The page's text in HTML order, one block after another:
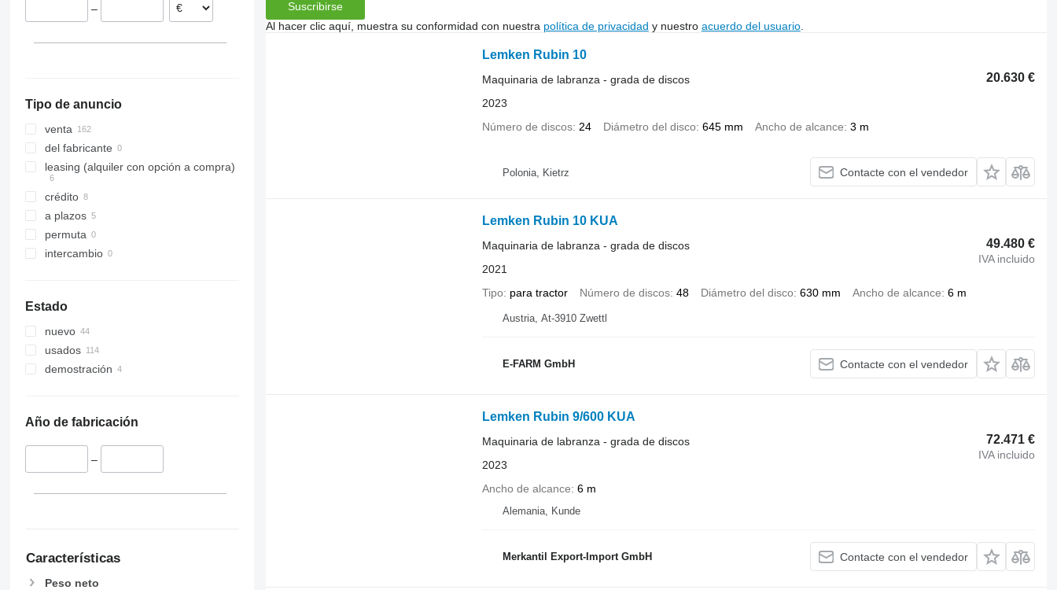
Opal 140
Rubin 12
VariDiamant 6
VariOpal
Zirkon 8
Zirkon 12
Polonia
–
Tipo de anuncio
venta
del fabricante
leasing (alquiler con opción a compra)
crédito
a plazos
permuta
intercambio
Estado
nuevo
usados
demostración
Año de fabricación
–
Características
Peso neto
Suscribirse
Al hacer clic aquí, muestra su conformidad con nuestra política de privacidad y nuestro acuerdo del usuario.
Lemken Rubin 10
20.630 €
Maquinaria de labranza - grada de discos
2023
Número de discos 24 Diámetro del disco 645 mm Ancho de alcance 3 m
Polonia, Kietrz Contacte con el vendedor
Lemken Rubin 10 KUA
49.480 €
IVA incluido
Maquinaria de labranza - grada de discos
2021
Tipo
para tractor Número de discos 48 Diámetro del disco 630 mm Ancho de alcance 6 m
Austria, At-3910 Zwettl
E-FARM GmbH Contacte con el vendedor
Lemken Rubin 9/600 KUA
72.471 €
IVA incluido
Maquinaria de labranza - grada de discos
2023
Ancho de alcance 6 m
Alemania, Kunde
Merkantil Export-Import GmbH Contacte con el vendedor